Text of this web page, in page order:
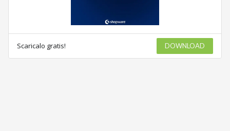
Scaricalo gratis! DOWNLOAD